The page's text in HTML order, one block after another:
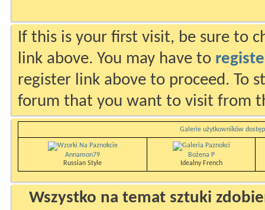
If this is your first visit, be sure to
link above. You may have to
register link above to proceed. To
forum that you want to visit from
Galerie użytkowników
Annamon79
Russian Style
Bożena P
Idealny French
Wszystko na temat sztuki